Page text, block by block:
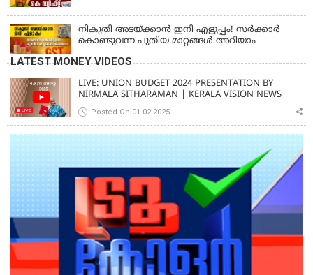
നികുതി അടയ്ക്കാൻ ഇനി എളുപ്പം! സർക്കാർ
കൊണ്ടുവന്ന പുതിയ മാറ്റങ്ങൾ അറിയാം
LATEST MONEY VIDEOS
LIVE: UNION BUDGET 2024 PRESENTATION BY
NIRMALA SITHARAMAN | KERALA VISION NEWS
Posted On 01-02-2025